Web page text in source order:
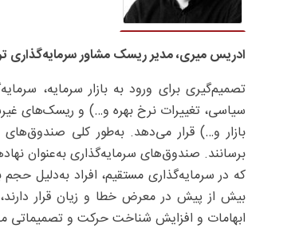
ادریس میری، مدیر ریسک مشاور سرمایه‌گذاری
تصمیم‌گیری برای ورود به بازار سرمایه،
سیاسی، تغییرات نرخ بهره و…) و ریسک‌های
بازار و…) قرار می‌دهد. به‌طور کلی
برسانند. صندوق‌های سرمایه‌گذاری به‌عنوان
که در سرمایه‌گذاری مستقیم، افراد به‌دلیل
بیش از پیش در معرض خطا و زیان قرار
ابهامات و افزایش شناخت حرکت و تصمیماتی